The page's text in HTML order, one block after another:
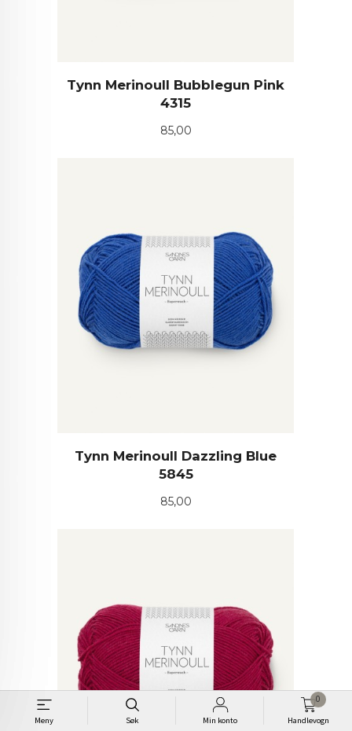
Meny Søk Min konto Handlevogn
0
Tynn Merinoull Bubblegun Pink
4315
Pris
85,00
Tynn Merinoull Dazzling Blue
5845
Pris
85,00